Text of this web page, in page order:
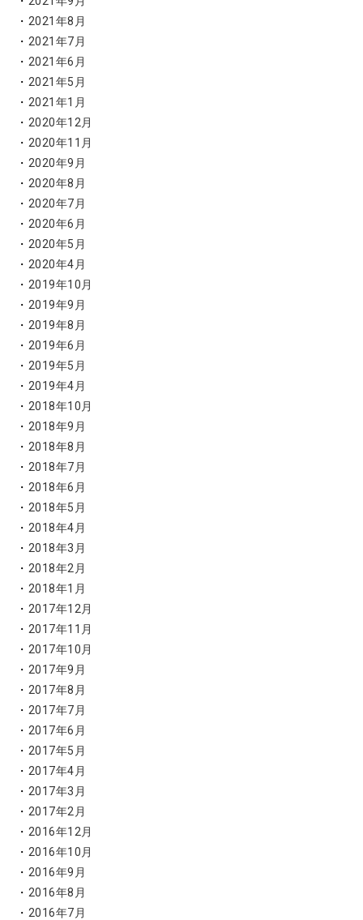
2021年8月
2021年7月
2021年6月
2021年5月
2021年1月
2020年12月
2020年11月
2020年9月
2020年8月
2020年7月
2020年6月
2020年5月
2020年4月
2019年10月
2019年9月
2019年8月
2019年6月
2019年5月
2019年4月
2018年10月
2018年9月
2018年8月
2018年7月
2018年6月
2018年5月
2018年4月
2018年3月
2018年2月
2018年1月
2017年12月
2017年11月
2017年10月
2017年9月
2017年8月
2017年7月
2017年6月
2017年5月
2017年4月
2017年3月
2017年2月
2016年12月
2016年10月
2016年9月
2016年8月
2016年7月